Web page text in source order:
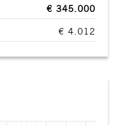
€ 345.000
€ 4.012